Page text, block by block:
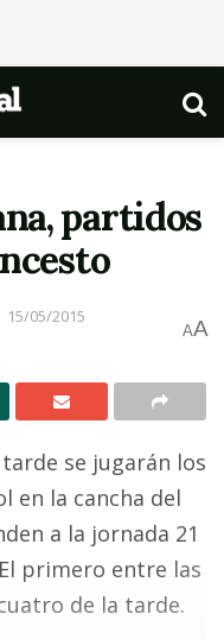
partidos
15/05/2015
AA
se jugarán los
en la cancha del
a la jornada 21
primero entre las
de la tarde.